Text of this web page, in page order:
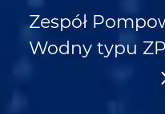
Zespół
Wodny typu